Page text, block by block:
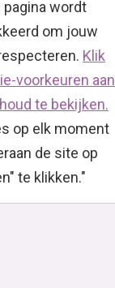
pagina wordt
om jouw
Klik
voorkeuren aan
te bekijken.
op elk moment
de site op
te klikken."